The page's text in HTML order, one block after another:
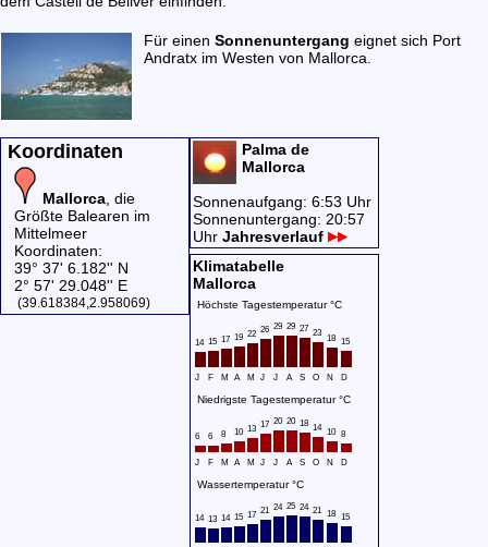
Für einen Sonnenuntergang eignet sich Port
Andratx im Westen von Mallorca.
Koordinaten
Mallorca , die
Größte Balearen im
Mittelmeer
Koordinaten:
39° 37' 6.182'' N
2° 57' 29.048'' E
(39.618384,2.958069)
Palma de
Mallorca
Sonnenaufgang: 6:53 Uhr
Sonnenuntergang: 20:57
Uhr Jahresverlauf
Klimatabelle
Mallorca
Höchste Tagestemperatur °C
14 15 17 19 22 26 29 29 27 23
18 15
J F M A M J J A S O N D
Niedrigste Tagestemperatur °C
6 6 8 10 13 17 20 20 18 14 10 8
J F M A M J J A S O N D
Wassertemperatur °C
14 13 14 15 17 21 24 25 24 21 18 15